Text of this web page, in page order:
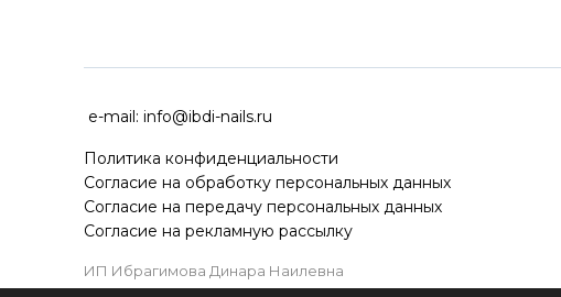
e-mail: info@ibdi-nails.ru
Политика конфиденциальности
Согласие на обработку персональных данных
Согласие на передачу персональных данных
Согласие на рекламную рассылку
ИП Ибрагимова Динара Наилевна
ИНН 590418192130